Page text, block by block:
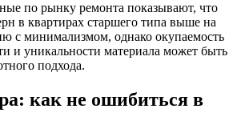
по рынку ремонта показывают, что
в квартирах старшего типа выше на
с минимализмом, однако окупаемость
и уникальности материала может быть
подхода.
как не ошибиться в